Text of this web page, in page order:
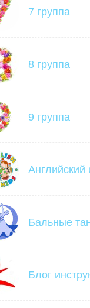
7 группа
8 группа
9 группа
Английский
Бальные
Блог